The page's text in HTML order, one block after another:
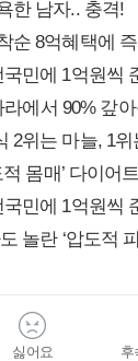
한 남자.. 충격!
순 8억혜택에
민에 1억원씩
에서 90% 갚
2위는 마늘, 1위
몸매’ 다이어
민에 1억원씩
놀란 ‘압도적
싫어요
후